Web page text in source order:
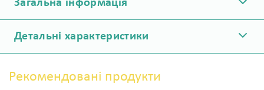
Загальна інформація
Детальні характеристики
Рекомендовані продукти